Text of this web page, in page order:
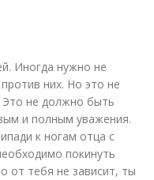
Иногда нужно не
них. Но это не
не должно быть
и полным уважения.
к ногам отца с
покинуть
от тебя не зависит, ты